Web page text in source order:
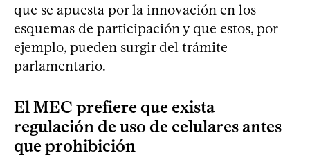
que se apuesta por la innovación en los
esquemas de participación y que estos, por
ejemplo, pueden surgir del trámite
parlamentario.
El MEC prefiere que exista
regulación de uso de celulares antes
que prohibición